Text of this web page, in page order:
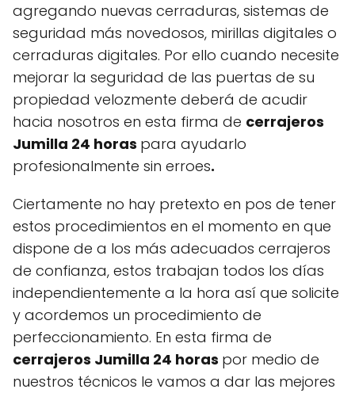
agregando nuevas cerraduras, sistemas de
seguridad más novedosos, mirillas digitales o
cerraduras digitales. Por ello cuando necesite
mejorar la seguridad de las puertas de su
propiedad velozmente deberá de acudir
hacia nosotros en esta firma de cerrajeros
Jumilla 24 horas para ayudarlo
profesionalmente sin erroes.
Ciertamente no hay pretexto en pos de tener
estos procedimientos en el momento en que
dispone de a los más adecuados cerrajeros
de confianza, estos trabajan todos los días
independientemente a la hora así que solicite
y acordemos un procedimiento de
perfeccionamiento. En esta firma de
cerrajeros Jumilla 24 horas por medio de
nuestros técnicos le vamos a dar las mejores